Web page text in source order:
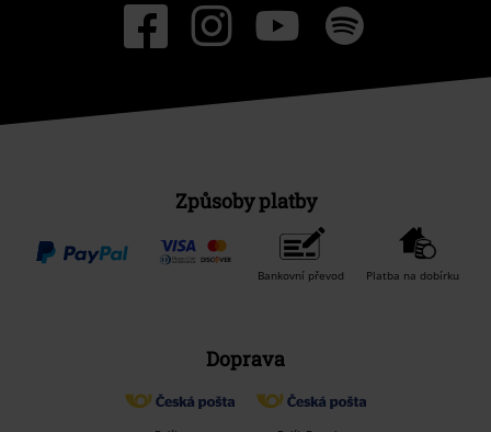
Způsoby platby
Bankovní převod Platba na dobírku
Doprava